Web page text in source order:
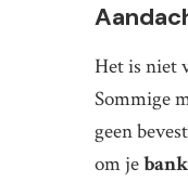
Het is niet
Sommige
geen
om je